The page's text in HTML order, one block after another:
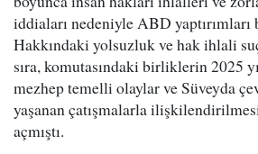
iddiaları nedeniyle ABD yaptırımları
Hakkındaki yolsuzluk ve hak ihlali
sıra, komutasındaki birliklerin 2025
mezhep temelli olaylar ve Süveyda
yaşanan çatışmalarla
açmıştı.